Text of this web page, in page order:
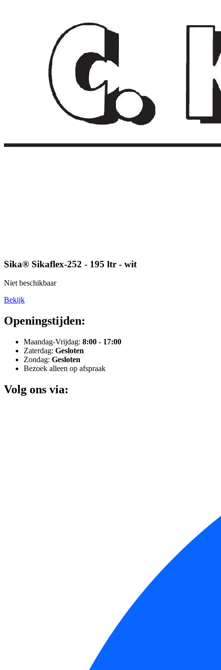
Sika® Sikaflex-252 - 195 ltr - wit
Niet beschikbaar
Bekijk
Openingstijden:
Maandag-Vrijdag: 8:00 - 17:00
Zaterdag: Gesloten
Zondag: Gesloten
Bezoek alleen op afspraak
Volg ons via: